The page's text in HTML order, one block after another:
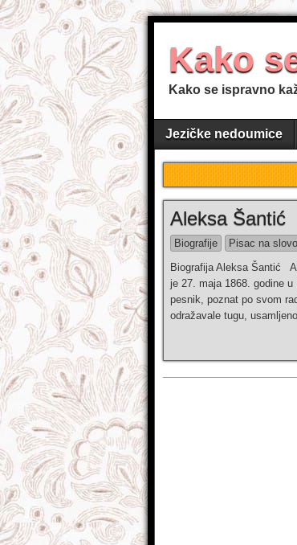
Kako
Kako se ispravno
Jezičke nedoumice
Aleksa Šantić
Biografije Pisac na
Biografija Aleksa Šantić
je 27. maja 1868. godine
pesnik, poznat po svom
odražavale tugu,